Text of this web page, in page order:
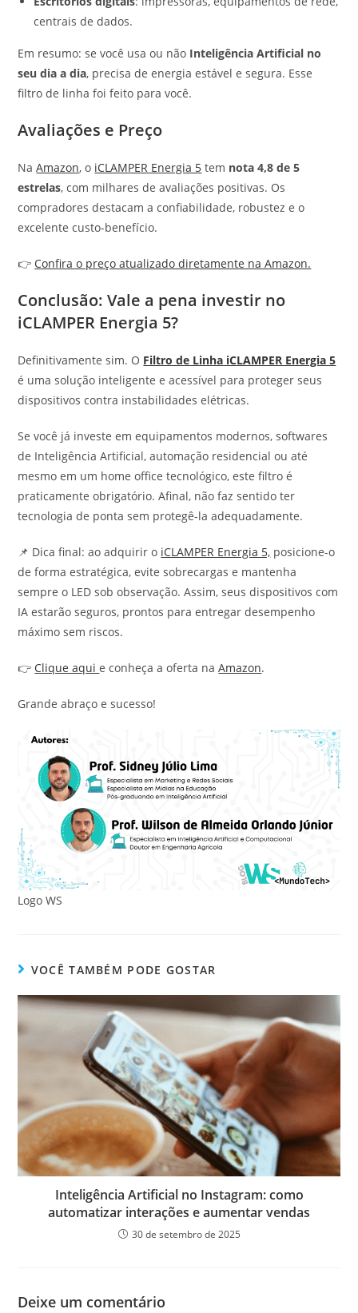
centrais de dados.
Em resumo: se você usa ou não Inteligência Artificial no
seu dia a dia, precisa de energia estável e segura. Esse
filtro de linha foi feito para você.
Avaliações e Preço
NaAmazon, o iCLAMPER Energia 5 tem nota 4,8 de 5
estrelas, com milhares de avaliações positivas. Os
compradores destacam a confiabilidade, robustez e o
excelente custo-benefício.
👉 Confira o preço atualizado diretamente na Amazon.
Conclusão: Vale a pena investir no
iCLAMPER Energia 5?
Definitivamente sim. O Filtro de Linha iCLAMPER Energia 5
é uma solução inteligente e acessível para proteger seus
dispositivos contra instabilidades elétricas.
Se você já investe em equipamentos modernos, softwares
de Inteligência Artificial, automação residencial ou até
mesmo em um home office tecnológico, este filtro é
praticamente obrigatório. Afinal, não faz sentido ter
tecnologia de ponta sem protegê-la adequadamente.
📌 Dica final: ao adquirir o iCLAMPER Energia 5, posicione-o
de forma estratégica, evite sobrecargas e mantenha
sempre o LED sob observação. Assim, seus dispositivos com
IA estarão seguros, prontos para entregar desempenho
máximo sem riscos.
👉 Clique aquie conheça a oferta naAmazon.
Grande abraço e sucesso!
Logo WS
VOCÊ TAMBÉM PODE GOSTAR
Inteligência Artificial no Instagram: como
automatizar interações e aumentar vendas
30 de setembro de 2025
Deixe um comentário